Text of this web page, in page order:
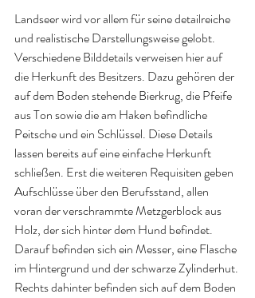
Landseer wird vor allem für seine detailreiche
und realistische Darstellungsweise gelobt.
Verschiedene Bilddetails verweisen hier auf
die Herkunft des Besitzers. Dazu gehören der
auf dem Boden stehende Bierkrug, die Pfeife
aus Ton sowie die am Haken befindliche
Peitsche und ein Schlüssel. Diese Details
lassen bereits auf eine einfache Herkunft
schließen. Erst die weiteren Requisiten geben
Aufschlüsse über den Berufsstand, allen
voran der verschrammte Metzgerblock aus
Holz, der sich hinter dem Hund befindet.
Darauf befinden sich ein Messer, eine Flasche
im Hintergrund und der schwarze Zylinderhut.
Rechts dahinter befinden sich auf dem Boden